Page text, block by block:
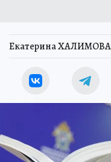
Екатерина ХАЛИМОВА